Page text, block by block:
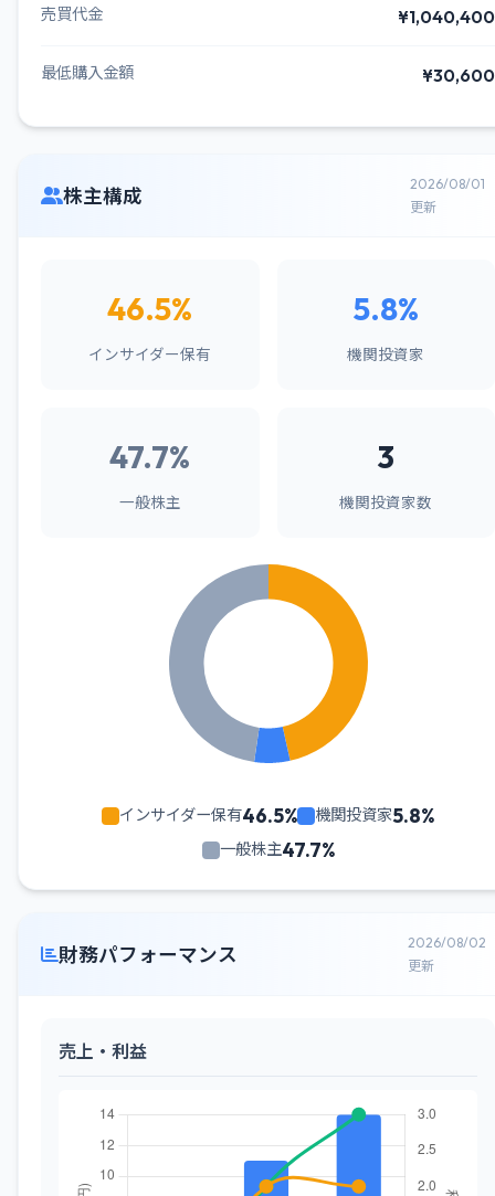
売買代金 ¥1,040,400
最低購入金額 ¥30,600
株主構成
2026/08/01
更新
46.5%
インサイダー保有
5.8%
機関投資家
47.7%
一般株主
3
機関投資家数
インサイダー保有46.5% 機関投資家5.8%
一般株主47.7%
財務パフォーマンス
2026/08/02
更新
売上・利益